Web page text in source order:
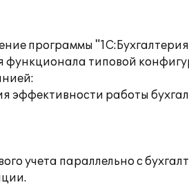
программы
функционала типовой
эффективности работы
учета параллельно с